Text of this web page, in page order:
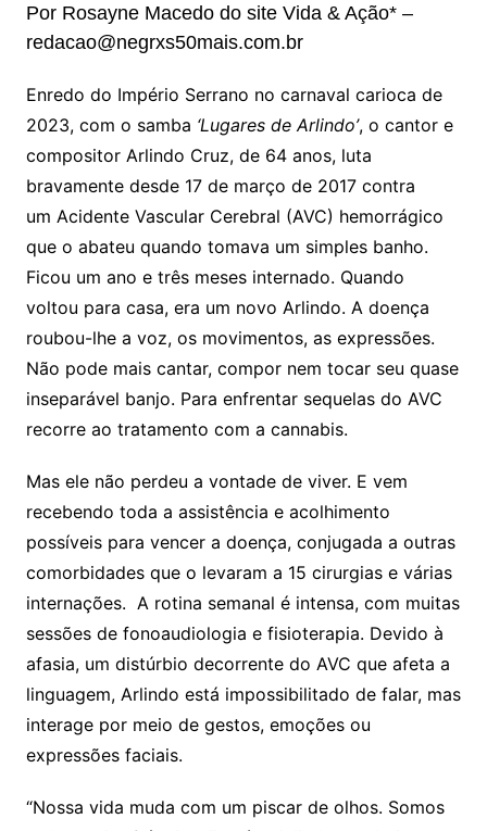
Por Rosayne Macedo do site Vida & Ação* –
redacao@negrxs50mais.com.br
Enredo do Império Serrano no carnaval carioca de
2023, com o samba ‘Lugares de Arlindo’, o cantor e
compositor Arlindo Cruz, de 64 anos, luta
bravamente desde 17 de março de 2017 contra
um Acidente Vascular Cerebral (AVC) hemorrágico
que o abateu quando tomava um simples banho.
Ficou um ano e três meses internado. Quando
voltou para casa, era um novo Arlindo. A doença
roubou-lhe a voz, os movimentos, as expressões.
Não pode mais cantar, compor nem tocar seu quase
inseparável banjo. Para enfrentar sequelas do AVC
recorre ao tratamento com a cannabis.
Mas ele não perdeu a vontade de viver. E vem
recebendo toda a assistência e acolhimento
possíveis para vencer a doença, conjugada a outras
comorbidades que o levaram a 15 cirurgias e várias
internações. A rotina semanal é intensa, com muitas
sessões de fonoaudiologia e fisioterapia. Devido à
afasia, um distúrbio decorrente do AVC que afeta a
linguagem, Arlindo está impossibilitado de falar, mas
interage por meio de gestos, emoções ou
expressões faciais.
“Nossa vida muda com um piscar de olhos. Somos